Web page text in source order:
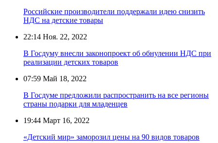
Российские производители поддержали идею снизить
НДС на детские товары
22:14 Ноя. 22, 2022
В Госдуму внесли законопроект об обнулении НДС при
реализации детских товаров
07:59 Май 18, 2022
В Госдуме предложили распространить на все регионы
страны подарки для младенцев
19:44 Март 16, 2022
«Детский мир» заморозил цены на 90 видов товаров